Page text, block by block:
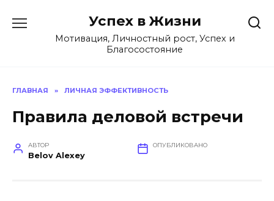
содержанию
Успех в Жизни
Мотивация, Личностный рост, Успех и
Благосостояние
ГЛАВНАЯ » ЛИЧНАЯ ЭФФЕКТИВНОСТЬ
Правила деловой встречи
АВТОР
Belov Alexey
ОПУБЛИКОВАНО